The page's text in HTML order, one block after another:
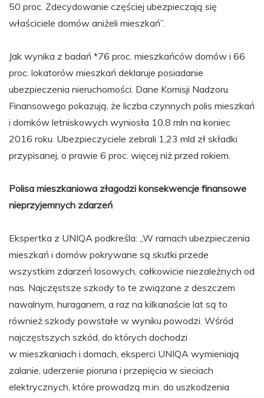
50 proc. Zdecydowanie częściej ubezpieczają się
właściciele domów aniżeli mieszkań”.
Jak wynika z badań *76 proc. mieszkańców domów i 66
proc. lokatorów mieszkań deklaruje posiadanie
ubezpieczenia nieruchomości. Dane Komisji Nadzoru
Finansowego pokazują, że liczba czynnych polis mieszkań
i domków letniskowych wyniosła 10,8 mln na koniec
2016 roku. Ubezpieczyciele zebrali 1,23 mld zł składki
przypisanej, o prawie 6 proc. więcej niż przed rokiem.
Polisa mieszkaniowa złagodzi konsekwencje finansowe
nieprzyjemnych zdarzeń
Ekspertka z UNIQA podkreśla: „W ramach ubezpieczenia
mieszkań i domów pokrywane są skutki przede
wszystkim zdarzeń losowych, całkowicie niezależnych od
nas. Najczęstsze szkody to te związane z deszczem
nawalnym, huraganem, a raz na kilkanaście lat są to
również szkody powstałe w wyniku powodzi. Wśród
najczęstszych szkód, do których dochodzi
w mieszkaniach i domach, eksperci UNIQA wymieniają
zalanie, uderzenie pioruna i przepięcia w sieciach
elektrycznych, które prowadzą m.in. do uszkodzenia